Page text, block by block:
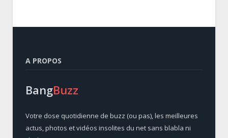
A PROPOS
BangBuzz
Votre dose quotidienne de buzz (ou pas), les meilleures
actus, photos et vidéos insolites du net sans blabla ni